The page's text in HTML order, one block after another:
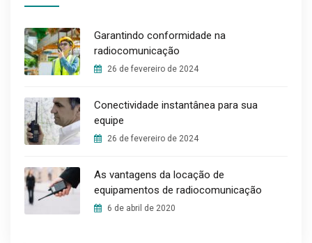
Garantindo conformidade na
radiocomunicação
26 de fevereiro de 2024
Conectividade instantânea para sua
equipe
26 de fevereiro de 2024
As vantagens da locação de
equipamentos de radiocomunicação
6 de abril de 2020